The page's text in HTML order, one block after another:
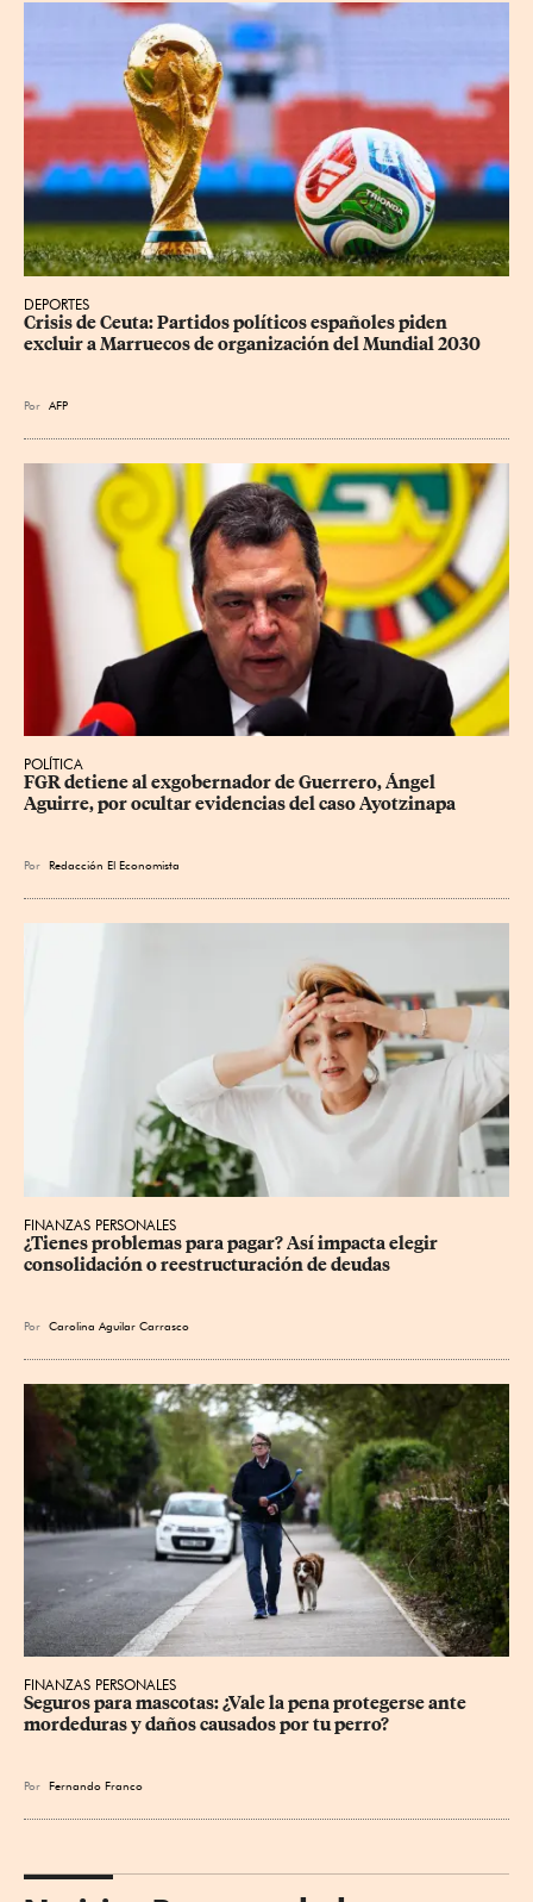
DEPORTES
Crisis de Ceuta: Partidos políticos españoles piden
excluir a Marruecos de organización del Mundial 2030
Por AFP
POLÍTICA
FGR detiene al exgobernador de Guerrero, Ángel
Aguirre, por ocultar evidencias del caso Ayotzinapa
Por Redacción El Economista
FINANZAS PERSONALES
¿Tienes problemas para pagar? Así impacta elegir
consolidación o reestructuración de deudas
Por Carolina Aguilar Carrasco
FINANZAS PERSONALES
Seguros para mascotas: ¿Vale la pena protegerse ante
mordeduras y daños causados por tu perro?
Por Fernando Franco